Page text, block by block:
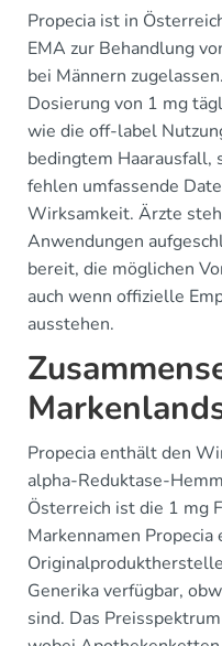
Propecia ist in
EMA zur Behandlung
bei Männern
Dosierung von 1 mg
wie die off-label
bedingtem Haarausfall,
fehlen umfassende
Wirksamkeit. Ärzte
Anwendungen
bereit, die möglichen
auch wenn offizielle
ausstehen.
Propecia enthält den
alpha-Reduktase-
Österreich ist die 1 mg
Markennamen
Generika verfügbar,
sind. Das